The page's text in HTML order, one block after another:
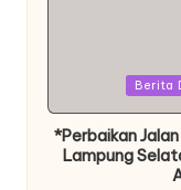
Berita
*Perbaikan
Lampung